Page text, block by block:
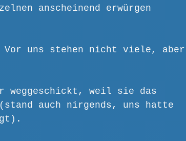
anscheinend erwürgen
uns stehen nicht viele, aber
weggeschickt, weil sie das
auch nirgends, uns hatte